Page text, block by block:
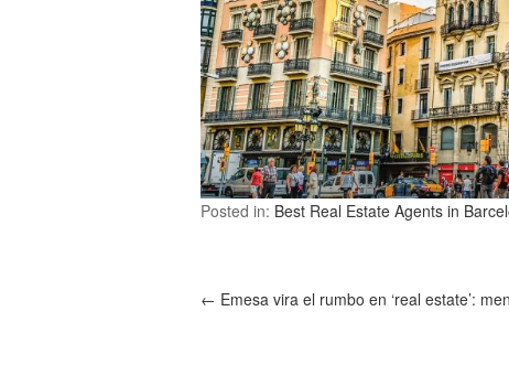
Posted in: Best Real Estate Agents in
← Emesa vira el rumbo en ‘real estate’: